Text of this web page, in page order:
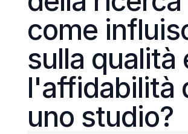
come
sulla qualità
l'affidabilità
uno studio?